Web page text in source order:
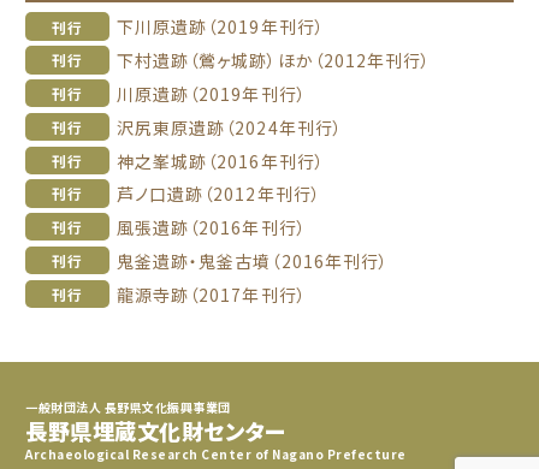
刊行 下川原遺跡（2019年刊行）
刊行 下村遺跡（鶯ヶ城跡）ほか（2012年刊行）
刊行 川原遺跡（2019年刊行）
刊行 沢尻東原遺跡（2024年刊行）
刊行 神之峯城跡（2016年刊行）
刊行 芦ノ口遺跡（2012年刊行）
刊行 風張遺跡（2016年刊行）
刊行 鬼釜遺跡・鬼釜古墳（2016年刊行）
刊行 龍源寺跡（2017年刊行）
一般財団法人 長野県文化振興事業団
長野県埋蔵文化財センター
Archaeological Research Center of Nagano Prefecture